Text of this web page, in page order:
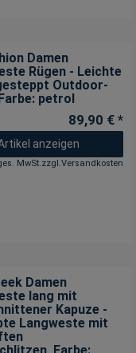
Damen
Rügen - Leichte
Outdoor-
petrol
89,90 € *
anzeigen
MwSt.zzgl.Versandkosten
Damen
lang mit
Kapuze -
Langweste mit